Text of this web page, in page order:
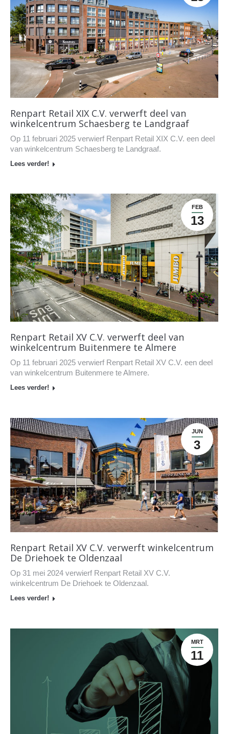
Renpart Retail XIX C.V. verwerft deel van
winkelcentrum Schaesberg te Landgraaf
Op 11 februari 2025 verwierf Renpart Retail XIX C.V. een deel
van winkelcentrum Schaesberg te Landgraaf.
Lees verder!
FEB
13
Renpart Retail XV C.V. verwerft deel van
winkelcentrum Buitenmere te Almere
Op 11 februari 2025 verwierf Renpart Retail XV C.V. een deel
van winkelcentrum Buitenmere te Almere.
Lees verder!
JUN
3
Renpart Retail XV C.V. verwerft winkelcentrum
De Driehoek te Oldenzaal
Op 31 mei 2024 verwierf Renpart Retail XV C.V.
winkelcentrum De Driehoek te Oldenzaal.
Lees verder!
MRT
11